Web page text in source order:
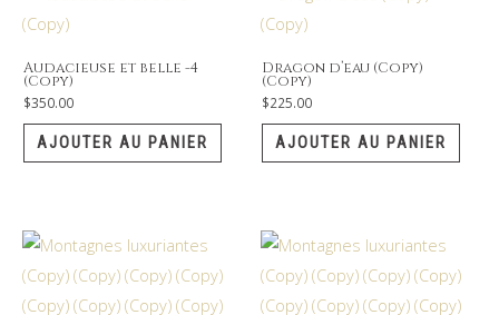
Audacieuse et belle -4
(Copy)
$350.00
AJOUTER AU PANIER
Dragon d’eau (Copy)
(Copy)
$225.00
AJOUTER AU PANIER